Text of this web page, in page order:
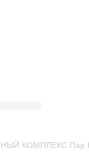
КОМПЛЕКС Пар